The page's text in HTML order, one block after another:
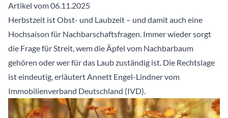
Artikel vom 06.11.2025
Herbstzeit ist Obst- und Laubzeit – und damit auch eine
Hochsaison für Nachbarschaftsfragen. Immer wieder sorgt
die Frage für Streit, wem die Äpfel vom Nachbarbaum
gehören oder wer für das Laub zuständig ist. Die Rechtslage
ist eindeutig, erläutert Annett Engel-Lindner vom
Immobilienverband Deutschland (IVD).